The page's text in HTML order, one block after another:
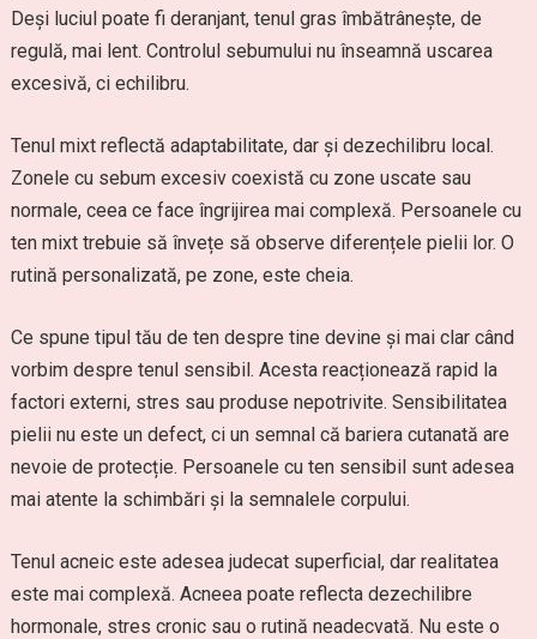
Deși luciul poate fi deranjant, tenul gras îmbătrânește, de
regulă, mai lent. Controlul sebumului nu înseamnă uscarea
excesivă, ci echilibru.
Tenul mixt reflectă adaptabilitate, dar și dezechilibru local.
Zonele cu sebum excesiv coexistă cu zone uscate sau
normale, ceea ce face îngrijirea mai complexă. Persoanele cu
ten mixt trebuie să învețe să observe diferențele pielii lor. O
rutină personalizată, pe zone, este cheia.
Ce spune tipul tău de ten despre tine devine și mai clar când
vorbim despre tenul sensibil. Acesta reacționează rapid la
factori externi, stres sau produse nepotrivite. Sensibilitatea
pielii nu este un defect, ci un semnal că bariera cutanată are
nevoie de protecție. Persoanele cu ten sensibil sunt adesea
mai atente la schimbări și la semnalele corpului.
Tenul acneic este adesea judecat superficial, dar realitatea
este mai complexă. Acneea poate reflecta dezechilibre
hormonale, stres cronic sau o rutină neadecvată. Nu este o